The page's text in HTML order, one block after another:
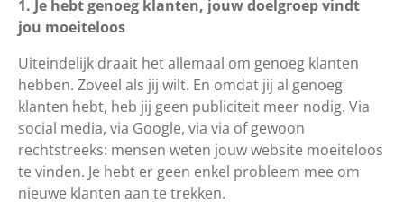
1. Je hebt genoeg klanten, jouw doelgroep vindt
jou moeiteloos
Uiteindelijk draait het allemaal om genoeg klanten
hebben. Zoveel als jij wilt. En omdat jij al genoeg
klanten hebt, heb jij geen publiciteit meer nodig. Via
social media, via Google, via via of gewoon
rechtstreeks: mensen weten jouw website moeiteloos
te vinden. Je hebt er geen enkel probleem mee om
nieuwe klanten aan te trekken.